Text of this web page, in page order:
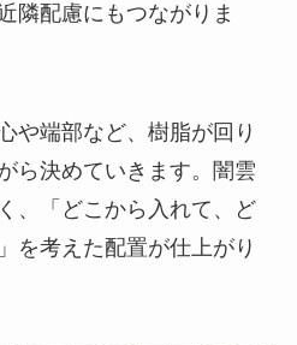
隣配慮にもつながりま
や端部など、樹脂が回り
ら決めていきます。闇雲
、「どこから入れて、ど
を考えた配置が仕上がり